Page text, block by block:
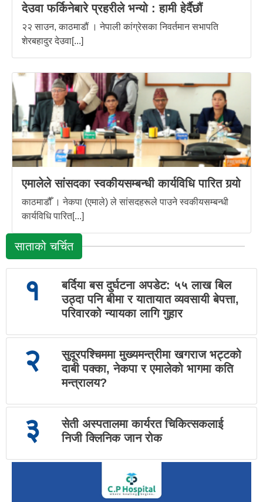
देउवा फर्किनेबारे प्रहरीले भन्यो : हामी हेर्दैछौं
२२ साउन, काठमाडौं । नेपाली कांग्रेसका निवर्तमान सभापति
शेरबहादुर देउवा[...]
एमालेले सांसदका स्वकीयसम्बन्धी कार्यविधि पारित गर्‍यो
काठमाडौँ । नेकपा (एमाले) ले सांसदहरूले पाउने स्वकीयसम्बन्धी
कार्यविधि पारित[...]
साताको चर्चित
१
बर्दिया बस दुर्घटना अपडेट: ५५ लाख बिल
उठ्दा पनि बीमा र यातायात व्यवसायी बेपत्ता,
परिवारको न्यायका लागि गुहार
२
सुदूरपश्चिममा मुख्यमन्त्रीमा खगराज भट्टको
दाबी पक्का, नेकपा र एमालेको भागमा कति
मन्त्रालय?
३
सेती अस्पतालमा कार्यरत चिकित्सकलाई
निजी क्लिनिक जान रोक